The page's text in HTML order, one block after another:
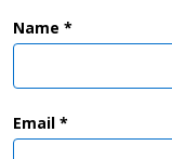
Name *
Email *